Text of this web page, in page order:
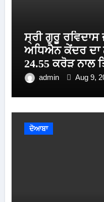
ਸ੍ਰੀ ਗੁਰੂ ਰਵਿਦਾਸ
ਅਧਿਐਨ ਕੇਂਦਰ ਦਾ
24.55 ਕਰੋੜ ਨਾਲ
ਮਾਨadmin Aug 9,
ਦੋਆਬਾ